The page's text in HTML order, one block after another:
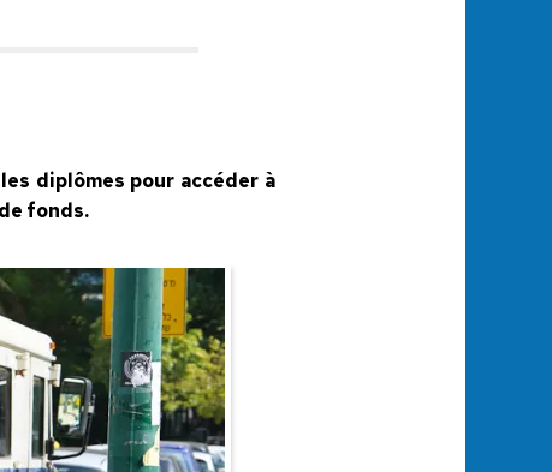
diplômes pour accéder à
fonds.